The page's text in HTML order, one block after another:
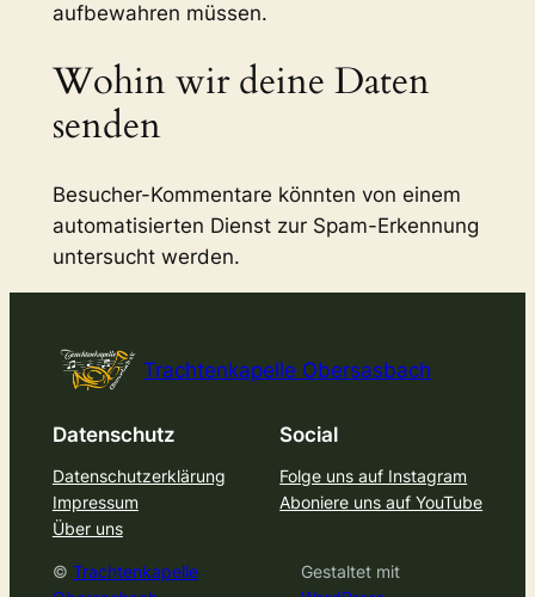
aufbewahren müssen.
Wohin wir deine Daten
senden
Besucher-Kommentare könnten von einem
automatisierten Dienst zur Spam-Erkennung
untersucht werden.
Trachtenkapelle Obersasbach
Datenschutz
Datenschutzerklärung
Impressum
Über uns
Social
Folge uns auf Instagram
Aboniere uns auf YouTube
© Trachtenkapelle
Gestaltet mit